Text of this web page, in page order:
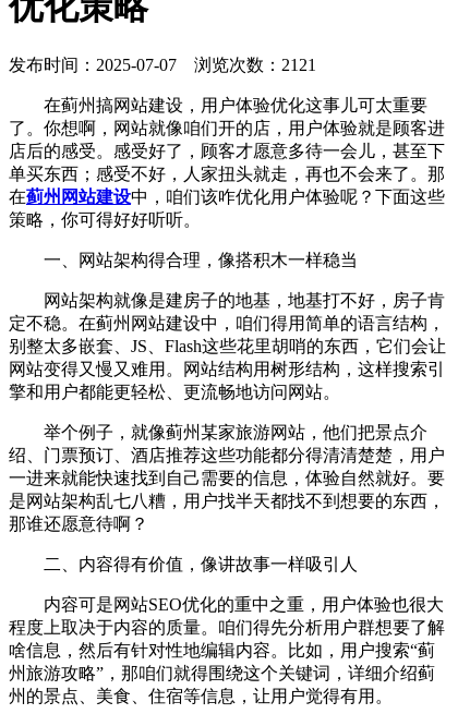
发布时间：2025-07-07 浏览次数：2121
在蓟州搞网站建设，用户体验优化这事儿可太重要
了。你想啊，网站就像咱们开的店，用户体验就是顾客进
店后的感受。感受好了，顾客才愿意多待一会儿，甚至下
单买东西；感受不好，人家扭头就走，再也不会来了。那
在蓟州网站建设中，咱们该咋优化用户体验呢？下面这些
策略，你可得好好听听。
一、网站架构得合理，像搭积木一样稳当
网站架构就像是建房子的地基，地基打不好，房子肯
定不稳。在蓟州网站建设中，咱们得用简单的语言结构，
别整太多嵌套、JS、Flash这些花里胡哨的东西，它们会让
网站变得又慢又难用。网站结构用树形结构，这样搜索引
擎和用户都能更轻松、更流畅地访问网站。
举个例子，就像蓟州某家旅游网站，他们把景点介
绍、门票预订、酒店推荐这些功能都分得清清楚楚，用户
一进来就能快速找到自己需要的信息，体验自然就好。要
是网站架构乱七八糟，用户找半天都找不到想要的东西，
那谁还愿意待啊？
二、内容得有价值，像讲故事一样吸引人
内容可是网站SEO优化的重中之重，用户体验也很大
程度上取决于内容的质量。咱们得先分析用户群想要了解
啥信息，然后有针对性地编辑内容。比如，用户搜索“蓟
州旅游攻略”，那咱们就得围绕这个关键词，详细介绍蓟
州的景点、美食、住宿等信息，让用户觉得有用。